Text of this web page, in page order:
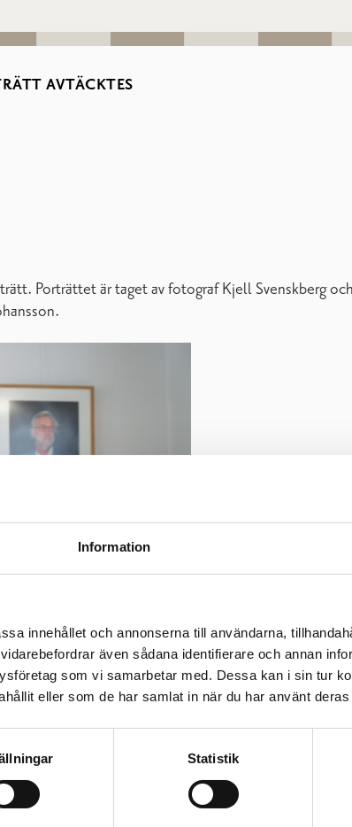
Information
innehållet och annonserna till användarna,
även sådana identifierare och annan
som vi samarbetar med. Dessa kan i sin tur
eller som de har samlat in när du har använt deras
Statistik
AVTÄCKTES
Porträttet är taget av fotograf Kjell Svenskberg
ordförande Anita Westerholm samt stadens